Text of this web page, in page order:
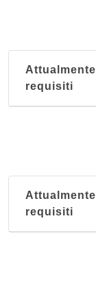
requisiti
requisiti